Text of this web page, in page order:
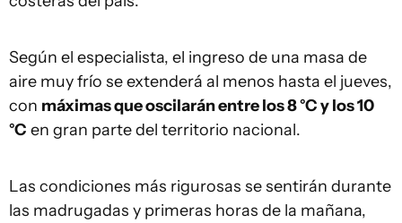
Según el especialista, el ingreso de una masa de
aire muy frío se extenderá al menos hasta el jueves,
con máximas que oscilarán entre los 8 °C y los 10
°C en gran parte del territorio nacional.
Las condiciones más rigurosas se sentirán durante
las madrugadas y primeras horas de la mañana,